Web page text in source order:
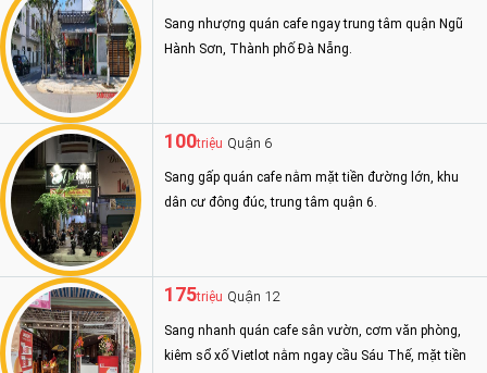
Sang nhượng quán cafe ngay trung tâm quận Ngũ
Hành Sơn, Thành phố Đà Nẵng.
100triệu Quận 6
Sang gấp quán cafe nằm mặt tiền đường lớn, khu
dân cư đông đúc, trung tâm quận 6.
175triệu Quận 12
Sang nhanh quán cafe sân vườn, cơm văn phòng,
kiêm sổ xố Vietlot nằm ngay cầu Sáu Thế, mặt tiền